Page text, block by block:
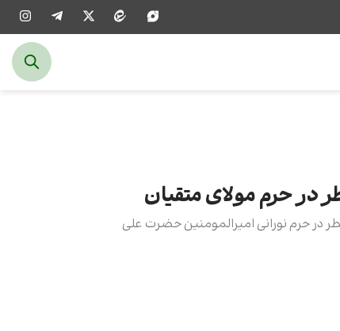
در حرم مولای متقیان
در حرم نورانی امیرالمومنین حضرت علی‌